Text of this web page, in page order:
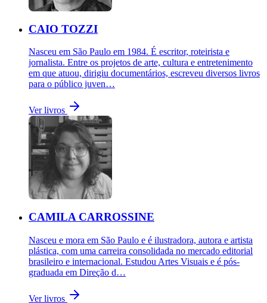
CAIO TOZZI
Nasceu em São Paulo em 1984. É escritor, roteirista e
jornalista. Entre os projetos de arte, cultura e entretenimento
em que atuou, dirigiu documentários, escreveu diversos livros
para o público juven…
Ver livros
CAMILA CARROSSINE
Nasceu e mora em São Paulo e é ilustradora, autora e artista
plástica, com uma carreira consolidada no mercado editorial
brasileiro e internacional. Estudou Artes Visuais e é pós-
graduada em Direção d…
Ver livros